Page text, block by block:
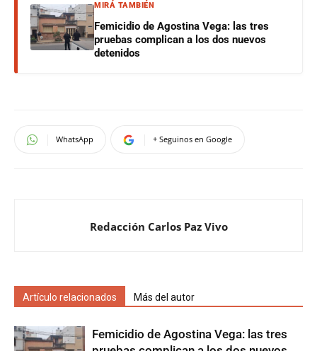
MIRÁ TAMBIÉN
Femicidio de Agostina Vega: las tres
pruebas complican a los dos nuevos
detenidos
WhatsApp + Seguinos en Google
Redacción Carlos Paz Vivo
Artículo relacionados Más del autor
Femicidio de Agostina Vega: las tres